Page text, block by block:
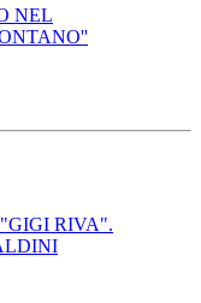
NEL
RIVA".